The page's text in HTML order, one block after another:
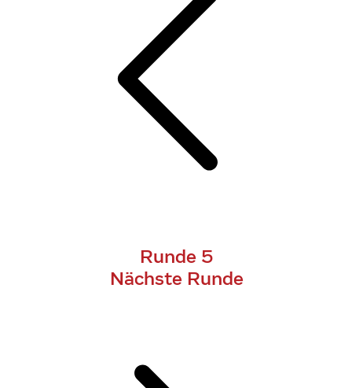
Runde 5
Nächste Runde